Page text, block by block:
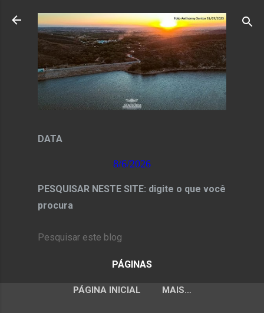
Pular para o conteúdo principal
DATA
8/6/2026
PESQUISAR NESTE SITE: digite o que você
procura
PÁGINAS
PÁGINA INICIAL MAIS…